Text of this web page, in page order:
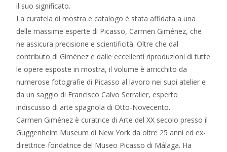
il suo significato.
La curatela di mostra e catalogo è stata affidata a una
delle massime esperte di Picasso, Carmen Giménez, che
ne assicura precisione e scientificità. Oltre che dal
contributo di Giménez e dalle eccellenti riproduzioni di tutte
le opere esposte in mostra, il volume è arricchito da
numerose fotografie di Picasso al lavoro nei suoi atelier e
da un saggio di Francisco Calvo Serraller, esperto
indiscusso di arte spagnola di Otto-Novecento.
Carmen Giménez è curatrice di Arte del XX secolo presso il
Guggenheim Museum di New York da oltre 25 anni ed ex-
direttrice-fondatrice del Museo Picasso di Málaga. Ha